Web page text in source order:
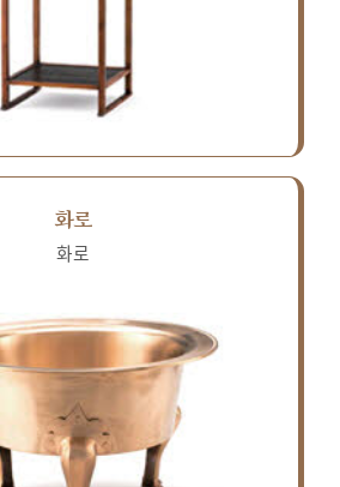
화로
화로